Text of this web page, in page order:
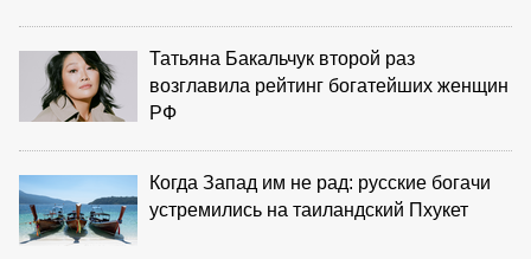
Татьяна Бакальчук второй раз
возглавила рейтинг богатейших женщин
РФ
Когда Запад им не рад: русские богачи
устремились на таиландский Пхукет